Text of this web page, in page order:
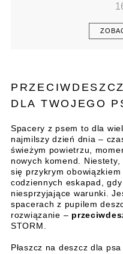
DLA TWOJEGO
Spacery z psem to dla
najmilszy dzień dnia –
świeżym powietrzu,
nowych komend.
się przykrym
codziennych eskapad,
niesprzyjające warunki.
spacerach z pupilem
rozwiązanie –
STORM.
Płaszcz na deszcz dla